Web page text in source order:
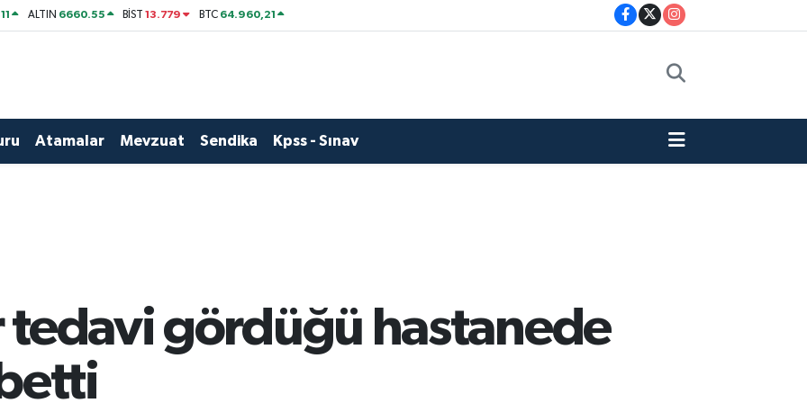
ALTIN 6660.55 BİST13.779 BTC 64.960,21
Atamalar Mevzuat Sendika Kpss - Sınav
tedavi gördüğü hastanede